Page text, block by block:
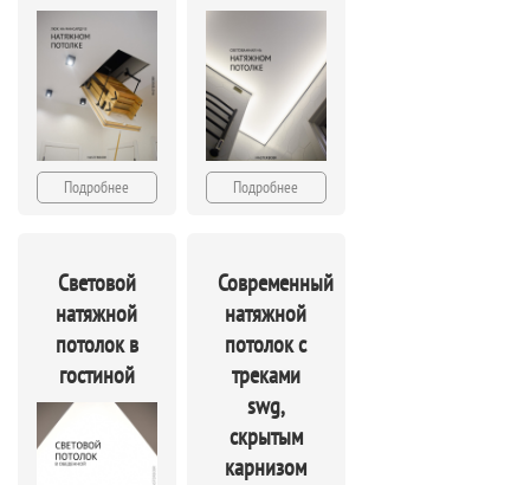
Подробнее Подробнее
Световой
натяжной
потолок в
гостиной
Современный
натяжной
потолок с
треками
swg,
скрытым
карнизом